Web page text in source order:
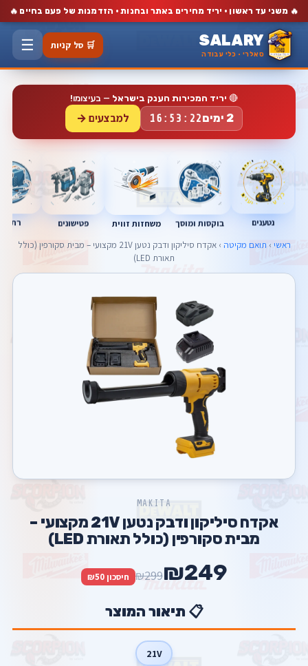
🔥 משני עד ראשון · יריד מחירים באתר ובחנות · הזדמנות של פעם בחיים 🔥
SALARY
סאלרי · כלי עבודה
🛒 סל קניות ☰
🔴 יריד המכירות הענק בישראל — בעיצומו!
2 ימים 16:53:22 למבצעים →
נטענים בוקסות ומוסך משחזות זווית פטישונים
ראשי › תואם מקיטה
› אקדח סיליקון ודבק נטען 21V מקצועי – מבית סקורפין (כולל
תאורת LED)
MAKITA
אקדח סיליקון ודבק נטען 21V מקצועי –
מבית סקורפין (כולל תאורת LED)
₪249
₪299 חיסכון ₪50
📋 תיאור המוצר
21V